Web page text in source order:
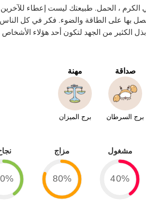
الكرم ، الحمل. طبيعتك ليست إعطاء
بها على الطاقة والضوء. فكر في كل
الكثير من الجهد لتكون أحد هؤلاء
صداقة
برج السرطان
مهنة
برج الميزان
مشغول
40%
مزاج
80%